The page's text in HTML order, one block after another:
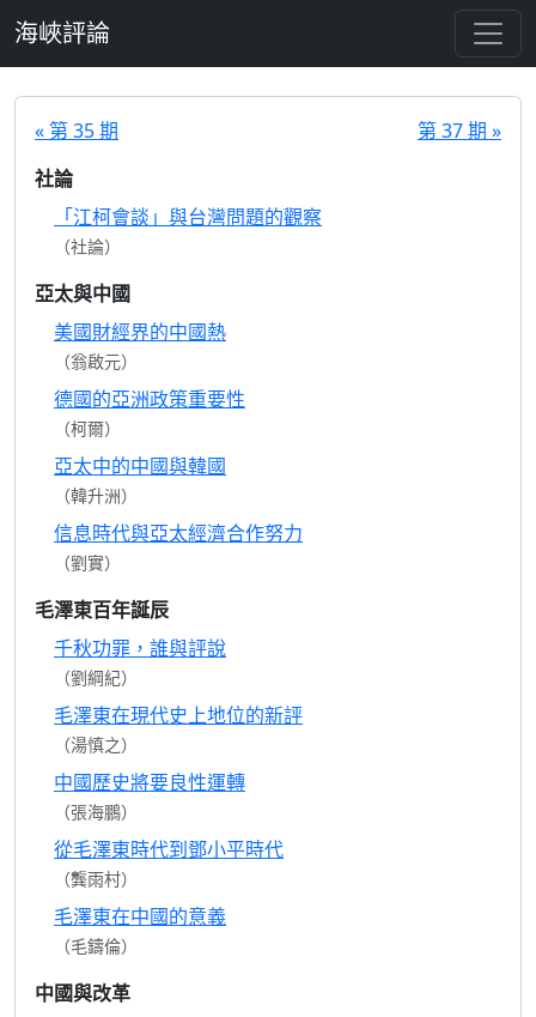
海峽評論
« 第 35 期
第 37 期 »
社論
「江柯會談」與台灣問題的觀察
（社論）
亞太與中國
美國財經界的中國熱
（翁啟元）
德國的亞洲政策重要性
（柯爾）
亞太中的中國與韓國
（韓升洲）
信息時代與亞太經濟合作努力
（劉實）
毛澤東百年誕辰
千秋功罪，誰與評說
（劉綱紀）
毛澤東在現代史上地位的新評
（湯慎之）
中國歷史將要良性運轉
（張海鵬）
從毛澤東時代到鄧小平時代
（龔雨村）
毛澤東在中國的意義
（毛鑄倫）
中國與改革